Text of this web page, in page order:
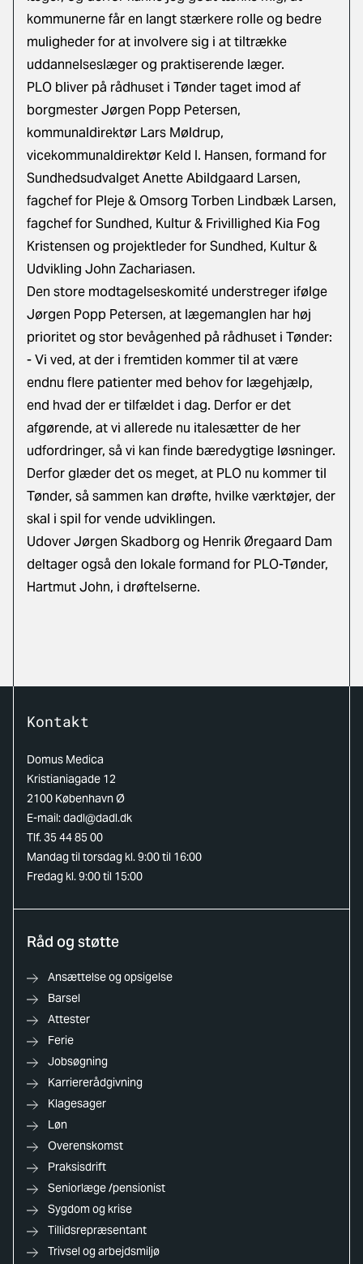
kommunerne får en langt stærkere rolle og bedre
muligheder for at involvere sig i at tiltrække
uddannelseslæger og praktiserende læger.
PLO bliver på rådhuset i Tønder taget imod af
borgmester Jørgen Popp Petersen,
kommunaldirektør Lars Møldrup,
vicekommunaldirektør Keld I. Hansen, formand for
Sundhedsudvalget Anette Abildgaard Larsen,
fagchef for Pleje & Omsorg Torben Lindbæk Larsen,
fagchef for Sundhed, Kultur & Frivillighed Kia Fog
Kristensen og projektleder for Sundhed, Kultur &
Udvikling John Zachariasen.
Den store modtagelseskomité understreger ifølge
Jørgen Popp Petersen, at lægemanglen har høj
prioritet og stor bevågenhed på rådhuset i Tønder:
- Vi ved, at der i fremtiden kommer til at være
endnu flere patienter med behov for lægehjælp,
end hvad der er tilfældet i dag. Derfor er det
afgørende, at vi allerede nu italesætter de her
udfordringer, så vi kan finde bæredygtige løsninger.
Derfor glæder det os meget, at PLO nu kommer til
Tønder, så sammen kan drøfte, hvilke værktøjer, der
skal i spil for vende udviklingen.
Udover Jørgen Skadborg og Henrik Øregaard Dam
deltager også den lokale formand for PLO-Tønder,
Hartmut John, i drøftelserne.
Kontakt
Domus Medica
Kristianiagade 12
2100 København Ø
E-mail:dadl@dadl.dk
Tlf. 35 44 85 00
Mandag til torsdag kl. 9:00 til 16:00
Fredag kl. 9:00 til 15:00
Råd og støtte
Ansættelse og opsigelse
Barsel
Attester
Ferie
Jobsøgning
Karriererådgivning
Klagesager
Løn
Overenskomst
Praksisdrift
Seniorlæge /pensionist
Sygdom og krise
Tillidsrepræsentant
Trivsel og arbejdsmiljø